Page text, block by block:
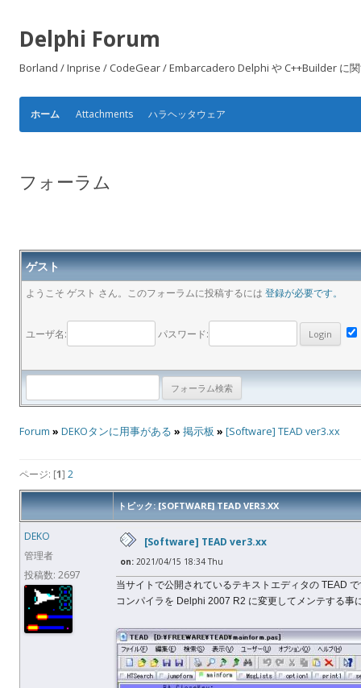
Delphi Forum
Borland / Inprise / CodeGear / Embarcadero Delphi や C++Builder に
ホーム Attachments ハラヘッタウェア
フォーラム
ゲスト
ようこそ ゲスト さん。このフォーラムに投稿するには 登録が必要です。
ユーザ名: パスワード:
Forum » DEKOタンに用事がある » 掲示板 » [Software] TEAD ver3.xx
ページ: [1] 2
トピック: [SOFTWARE] TEAD VER3.XX
DEKO
管理者
投稿数: 2697
[Software] TEAD ver3.xx
on: 2021/04/15 18:34 Thu
当サイトで公開されているテキストエディタの TEAD
コンパイラを Delphi 2007 R2 に変更してメンテする事